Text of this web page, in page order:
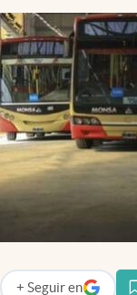
Mundial 2026
Eventos Corporativos
El Cronista Studio
Mediakit
abre en nueva pestaña
Argentina
+ Seguir en